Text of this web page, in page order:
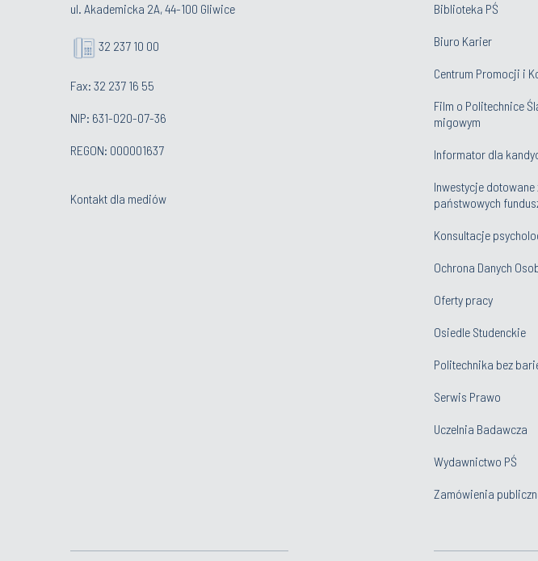
ul. Akademicka 2A, 44-100 Gliwice
32 237 10 00
Fax: 32 237 16 55
NIP: 631-020-07-36
REGON: 000001637
Kontakt dla mediów
Biblioteka PŚ
Biuro Karier
Centrum Promocji i
Film o Politechnice
migowym
Informator dla
Inwestycje
państwowych
Konsultacje
Ochrona Danych
Oferty pracy
Osiedle Studenckie
Politechnika bez
Serwis Prawo
Uczelnia Badawcza
Wydawnictwo PŚ
Zamówienia